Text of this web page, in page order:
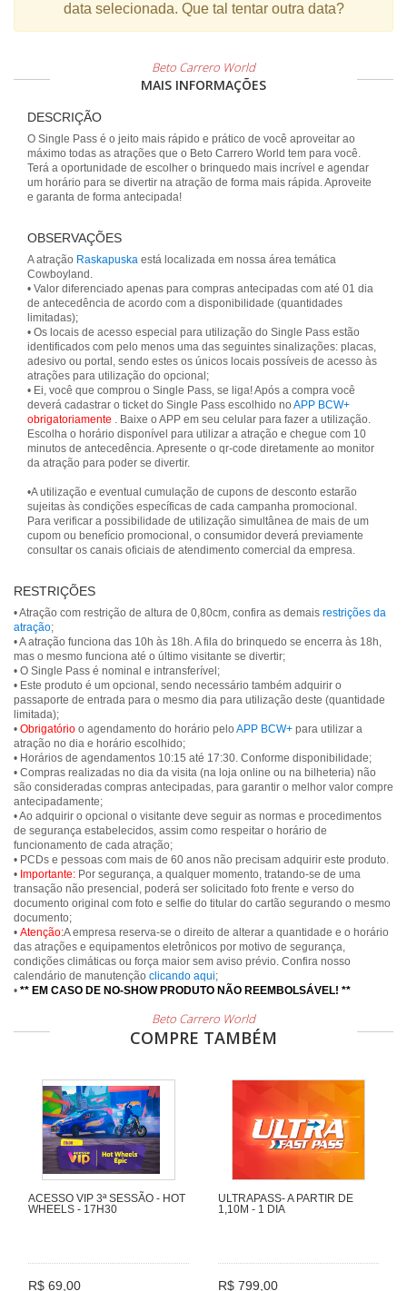
data selecionada. Que tal tentar outra data?
Beto Carrero World
MAIS INFORMAÇÕES
DESCRIÇÃO
O Single Pass é o jeito mais rápido e prático de você aproveitar ao
máximo todas as atrações que o Beto Carrero World tem para você.
Terá a oportunidade de escolher o brinquedo mais incrível e agendar
um horário para se divertir na atração de forma mais rápida. Aproveite
e garanta de forma antecipada!
OBSERVAÇÕES
A atração Raskapuska está localizada em nossa área temática
Cowboyland.
• Valor diferenciado apenas para compras antecipadas com até 01 dia
de antecedência de acordo com a disponibilidade (quantidades
limitadas);
• Os locais de acesso especial para utilização do Single Pass estão
identificados com pelo menos uma das seguintes sinalizações: placas,
adesivo ou portal, sendo estes os únicos locais possíveis de acesso às
atrações para utilização do opcional;
• Ei, você que comprou o Single Pass, se liga! Após a compra você
deverá cadastrar o ticket do Single Pass escolhido no APP BCW+
obrigatoriamente . Baixe o APP em seu celular para fazer a utilização.
Escolha o horário disponível para utilizar a atração e chegue com 10
minutos de antecedência. Apresente o qr-code diretamente ao monitor
da atração para poder se divertir.
•A utilização e eventual cumulação de cupons de desconto estarão
sujeitas às condições específicas de cada campanha promocional.
Para verificar a possibilidade de utilização simultânea de mais de um
cupom ou benefício promocional, o consumidor deverá previamente
consultar os canais oficiais de atendimento comercial da empresa.
RESTRIÇÕES
• Atração com restrição de altura de 0,80cm, confira as demais restrições da
atração;
• A atração funciona das 10h às 18h. A fila do brinquedo se encerra às 18h,
mas o mesmo funciona até o último visitante se divertir;
• O Single Pass é nominal e intransferível;
• Este produto é um opcional, sendo necessário também adquirir o
passaporte de entrada para o mesmo dia para utilização deste (quantidade
limitada);
• Obrigatório o agendamento do horário pelo APP BCW+ para utilizar a
atração no dia e horário escolhido;
• Horários de agendamentos 10:15 até 17:30. Conforme disponibilidade;
• Compras realizadas no dia da visita (na loja online ou na bilheteria) não
são consideradas compras antecipadas, para garantir o melhor valor compre
antecipadamente;
• Ao adquirir o opcional o visitante deve seguir as normas e procedimentos
de segurança estabelecidos, assim como respeitar o horário de
funcionamento de cada atração;
• PCDs e pessoas com mais de 60 anos não precisam adquirir este produto.
• Importante: Por segurança, a qualquer momento, tratando-se de uma
transação não presencial, poderá ser solicitado foto frente e verso do
documento original com foto e selfie do titular do cartão segurando o mesmo
documento;
• Atenção:A empresa reserva-se o direito de alterar a quantidade e o horário
das atrações e equipamentos eletrônicos por motivo de segurança,
condições climáticas ou força maior sem aviso prévio. Confira nosso
calendário de manutenção clicando aqui;
• ** EM CASO DE NO-SHOW PRODUTO NÃO REEMBOLSÁVEL! **
Beto Carrero World
COMPRE TAMBÉM
ACESSO VIP 3ª SESSÃO - HOT
WHEELS - 17H30
R$ 69,00
ULTRAPASS- A PARTIR DE
1,10M - 1 DIA
R$ 799,00